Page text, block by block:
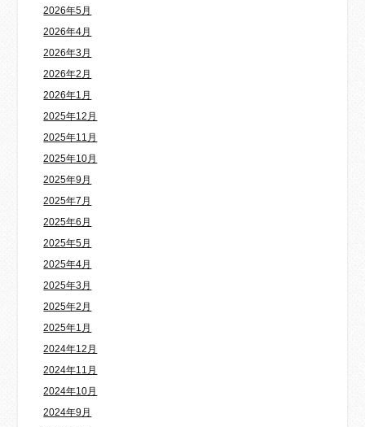
2026年5月
2026年4月
2026年3月
2026年2月
2026年1月
2025年12月
2025年11月
2025年10月
2025年9月
2025年7月
2025年6月
2025年5月
2025年4月
2025年3月
2025年2月
2025年1月
2024年12月
2024年11月
2024年10月
2024年9月